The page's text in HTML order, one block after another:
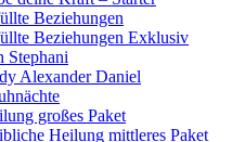
Beziehungen
Beziehungen Exklusiv
Stephani
Alexander Daniel
großes Paket
Heilung mittleres Paket